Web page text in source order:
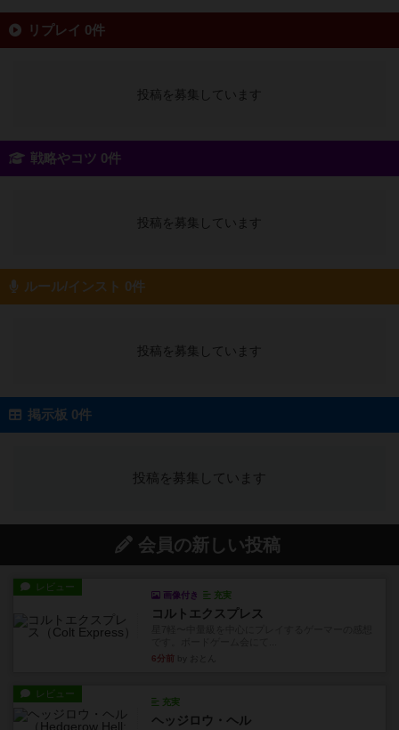
リプレイ 0件
投稿を募集しています
戦略やコツ 0件
投稿を募集しています
ルール/インスト 0件
投稿を募集しています
掲示板 0件
投稿を募集しています
会員の新しい投稿
レビュー
画像付き 充実
コルトエクスプレス
6分前
レビュー
充実
ヘッジロウ・ヘル